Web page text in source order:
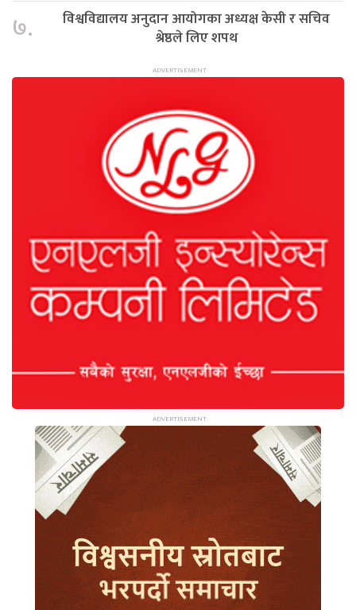
७.
विश्वविद्यालय अनुदान आयोगका अध्यक्ष केसी र सचिव
श्रेष्ठले लिए शपथ